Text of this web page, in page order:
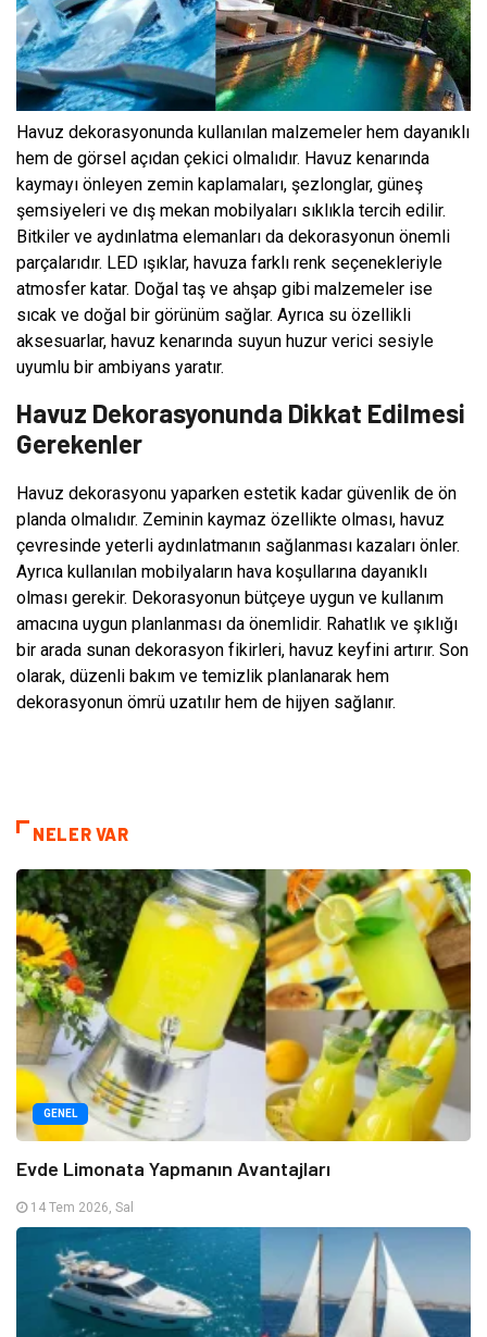
Havuz dekorasyonunda kullanılan malzemeler hem dayanıklı
hem de görsel açıdan çekici olmalıdır. Havuz kenarında
kaymayı önleyen zemin kaplamaları, şezlonglar, güneş
şemsiyeleri ve dış mekan mobilyaları sıklıkla tercih edilir.
Bitkiler ve aydınlatma elemanları da dekorasyonun önemli
parçalarıdır. LED ışıklar, havuza farklı renk seçenekleriyle
atmosfer katar. Doğal taş ve ahşap gibi malzemeler ise
sıcak ve doğal bir görünüm sağlar. Ayrıca su özellikli
aksesuarlar, havuz kenarında suyun huzur verici sesiyle
uyumlu bir ambiyans yaratır.
Havuz Dekorasyonunda Dikkat Edilmesi
Gerekenler
Havuz dekorasyonu yaparken estetik kadar güvenlik de ön
planda olmalıdır. Zeminin kaymaz özellikte olması, havuz
çevresinde yeterli aydınlatmanın sağlanması kazaları önler.
Ayrıca kullanılan mobilyaların hava koşullarına dayanıklı
olması gerekir. Dekorasyonun bütçeye uygun ve kullanım
amacına uygun planlanması da önemlidir. Rahatlık ve şıklığı
bir arada sunan dekorasyon fikirleri, havuz keyfini artırır. Son
olarak, düzenli bakım ve temizlik planlanarak hem
dekorasyonun ömrü uzatılır hem de hijyen sağlanır.
NELER VAR
GENEL
Evde Limonata Yapmanın Avantajları
14 Tem 2026, Sal